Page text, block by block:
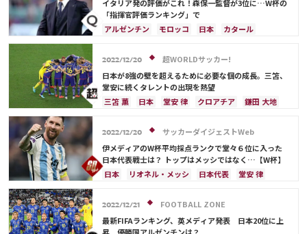
イタリア発の評価がこれ！森保一監督が3位に…W杯の
「指揮官評価ランキング」で
アルゼンチン
モロッコ 日本
カタール
セルビア
スペイン フランス
ベルギー
クロアチア
スイス イングランド
オランダ
ポーランド
ポルトガル ブラジル
ウルグアイ
カナダ メキシコ
ガーナ
ウェールズ
オーストラリア
コスタリカ
日本代表
リオネル・メッシ
2022/12/20
超WORLDサッカー!
日本が8強の壁を超えるために必要な個の成長。三笘、
堂安に続くタレントの出現を熱望
三笘 薫
日本 堂安 律 クロアチア
鎌田 大地
リオネル・メッシ
冨安 健洋
カタール
フランス
アルゼンチン モロッコ
日本代表
久保 建英
ルカ・モドリッチ
キリアン・ムバッペ
遠藤 航
2022/12/20
サッカーダイジェストWeb
伊メディアのW杯平均採点ランクで堂々６位に入った
日本代表戦士は？ トップはメッシではなく…【W杯】
日本
リオネル・メッシ 日本代表
堂安 律
アルゼンチン
モロッコ
ネイマール
イングランド
ポルトガル ガーナ
2022/12/21
FOOTBALL ZONE
最新FIFAランキング、英メディア発表 日本20位に上